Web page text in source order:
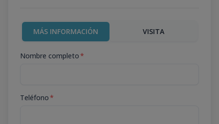
MÁS INFORMACIÓN VISITA
Nombre completo*
Teléfono*